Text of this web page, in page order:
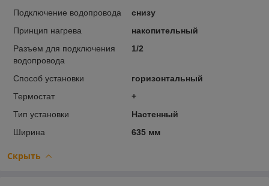
Подключение водопровода
снизу
Принцип нагрева
накопительный
Разъем для подключения
водопровода
1/2
Способ установки
горизонтальный
Термостат
+
Тип установки
Настенный
Ширина
635 мм
Скрыть